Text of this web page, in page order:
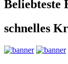
Beliebteste
schnelles